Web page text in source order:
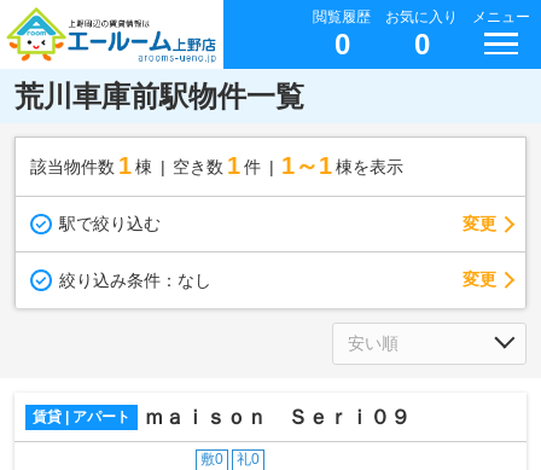
閲覧履歴
0
お気に入り
0
メニュー
荒川車庫前駅物件一覧
該当物件数 1棟 空き数 1 件 1～1 棟を表示
駅で絞り込む 変更
絞り込み条件： なし 変更
賃貸 | アパート ｍａｉｓｏｎ Ｓｅｒｉ０９
敷0 礼0